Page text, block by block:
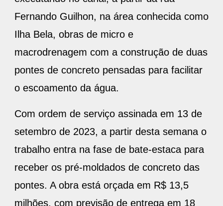
Fernando Guilhon, na área conhecida como
Ilha Bela, obras de micro e
macrodrenagem com a construção de duas
pontes de concreto pensadas para facilitar
o escoamento da água.
Com ordem de serviço assinada em 13 de
setembro de 2023, a partir desta semana o
trabalho entra na fase de bate-estaca para
receber os pré-moldados de concreto das
pontes. A obra está orçada em R$ 13,5
milhões, com previsão de entrega em 18